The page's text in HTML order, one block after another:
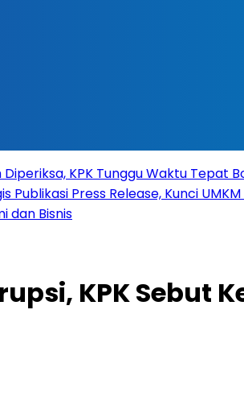
KPK Tunggu Waktu Tepat
Publikasi Press Release, Kunci
dan Bisnis
KPK Sebut